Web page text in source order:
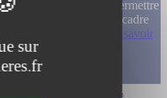
traitées pour permettre
informations, dans le cadre
de cette demande.
En savoir
Collections art...
sur